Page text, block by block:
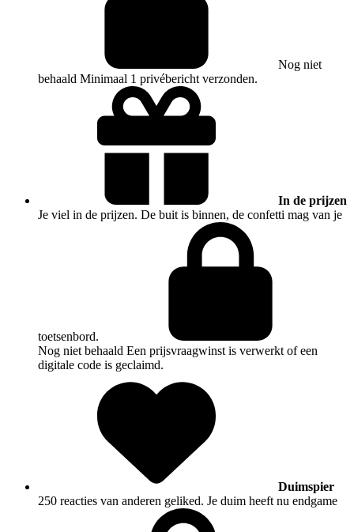
Nog niet
behaald Minimaal 1 privébericht verzonden.
In de prijzen
Je viel in de prijzen. De buit is binnen, de confetti mag van je
toetsenbord.
Nog niet behaald Een prijsvraagwinst is verwerkt of een
digitale code is geclaimd.
Duimspier
250 reacties van anderen geliked. Je duim heeft nu endgame